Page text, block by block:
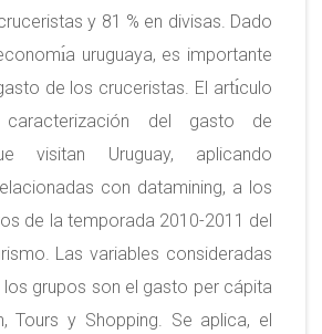
y 81 % en divisas. Dado
uruguaya, es importante
de los cruceristas. El artı́culo
caracterización del gasto de
visitan Uruguay, aplicando
con datamining, a los
de la temporada 2010-2011 del
Las variables consideradas
grupos son el gasto per cápita
Tours y Shopping. Se aplica, el